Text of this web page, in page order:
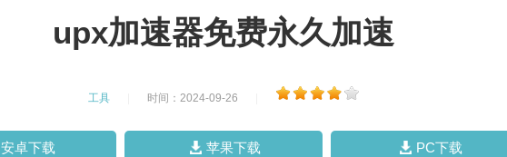
upx加速器免费永久加速
工具 时间：2024-09-26
安卓下载 苹果下载 PC下载